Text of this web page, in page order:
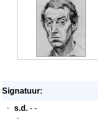
Signatuur:
·
s.d. - -
·